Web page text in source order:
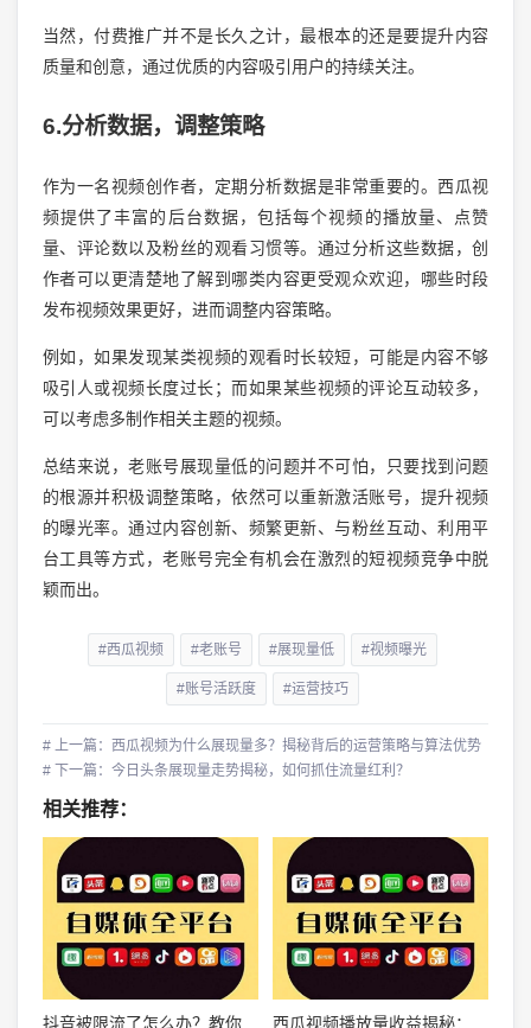
当然，付费推广并不是长久之计，最根本的还是要提升内容
质量和创意，通过优质的内容吸引用户的持续关注。
6.分析数据，调整策略
作为一名视频创作者，定期分析数据是非常重要的。西瓜视
频提供了丰富的后台数据，包括每个视频的播放量、点赞
量、评论数以及粉丝的观看习惯等。通过分析这些数据，创
作者可以更清楚地了解到哪类内容更受观众欢迎，哪些时段
发布视频效果更好，进而调整内容策略。
例如，如果发现某类视频的观看时长较短，可能是内容不够
吸引人或视频长度过长；而如果某些视频的评论互动较多，
可以考虑多制作相关主题的视频。
总结来说，老账号展现量低的问题并不可怕，只要找到问题
的根源并积极调整策略，依然可以重新激活账号，提升视频
的曝光率。通过内容创新、频繁更新、与粉丝互动、利用平
台工具等方式，老账号完全有机会在激烈的短视频竞争中脱
颖而出。
#西瓜视频 #老账号 #展现量低 #视频曝光
#账号活跃度 #运营技巧
# 上一篇：西瓜视频为什么展现量多？揭秘背后的运营策略与算法优势
# 下一篇：今日头条展现量走势揭秘，如何抓住流量红利？
相关推荐：
抖音被限流了怎么办？教你破解限流困境，提升视频曝光率！